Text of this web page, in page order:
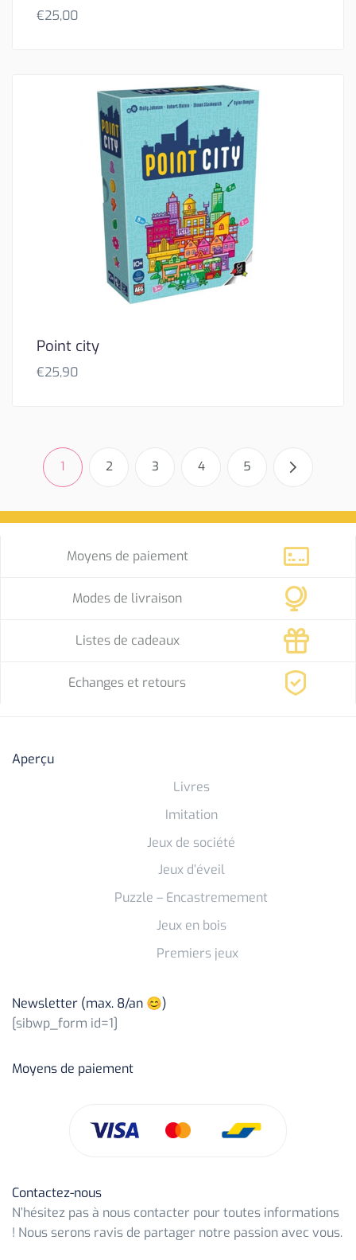
€25,00
Point city
€25,90
1 2 3 4 5
Moyens de paiement
Modes de livraison
Listes de cadeaux
Echanges et retours
Aperçu
Livres
Imitation
Jeux de société
Jeux d’éveil
Puzzle – Encastremement
Jeux en bois
Premiers jeux
Newsletter (max. 8/an 😊)
[sibwp_form id=1]
Moyens de paiement
Contactez-nous
N’hésitez pas à nous contacter pour toutes informations
! Nous serons ravis de partager notre passion avec vous.